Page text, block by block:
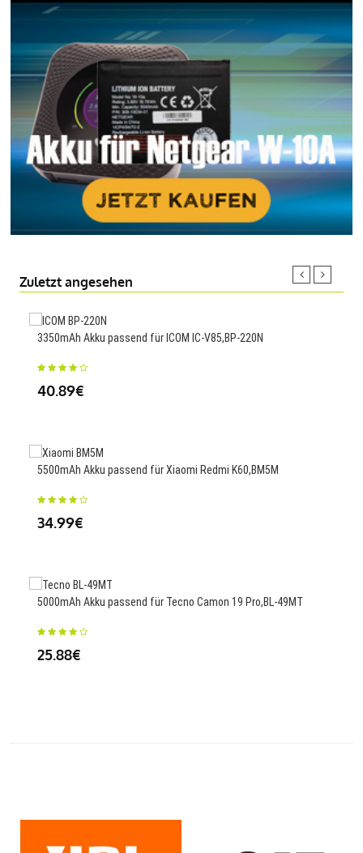
Zuletzt angesehen
3350mAh Akku passend für ICOM IC-V85,BP-220N
40.89€
5500mAh Akku passend für Xiaomi Redmi K60,BM5M
34.99€
5000mAh Akku passend für Tecno Camon 19 Pro,BL-49MT
25.88€